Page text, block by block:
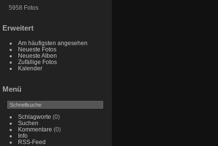
5958 Fotos
Erweitert
Am häufigsten angesehen
Neueste Fotos
Neueste Alben
Zufällige Fotos
Kalender
Menü
Schlagworte (0)
Suchen
Kommentare (0)
Info
RSS-Feed